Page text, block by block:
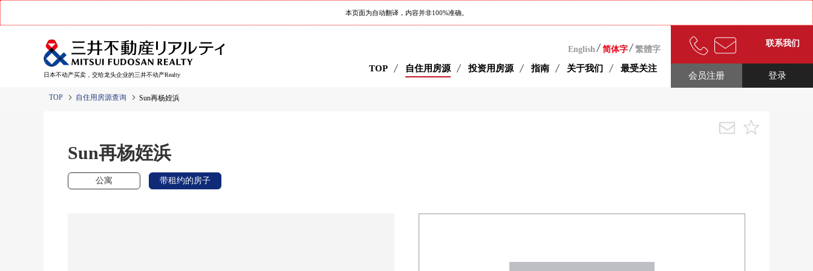
本页面为自动翻译，内容并非100%准确。
日本不动产买卖，交给龙头企业的三井不动产Realty
English 简体字 繁體字
TOP 自住用房源 投资用房源 指南 关于我们 最受关注
联系我们
登录
会员注册
TOP 自住用房源查询 Sun再杨姪浜
Sun再杨姪浜
公寓 带租约的房子